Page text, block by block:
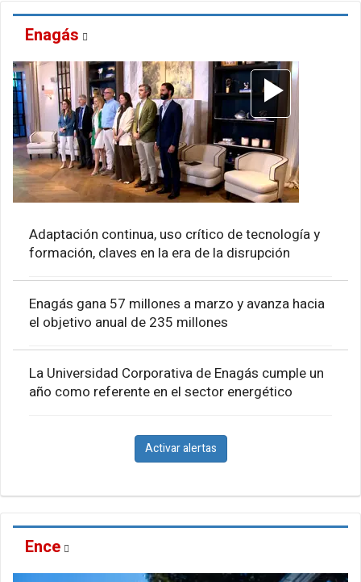
Enagás
Adaptación continua, uso crítico de tecnología y
formación, claves en la era de la disrupción
Enagás gana 57 millones a marzo y avanza hacia
el objetivo anual de 235 millones
La Universidad Corporativa de Enagás cumple un
año como referente en el sector energético
Activar alertas
Ence